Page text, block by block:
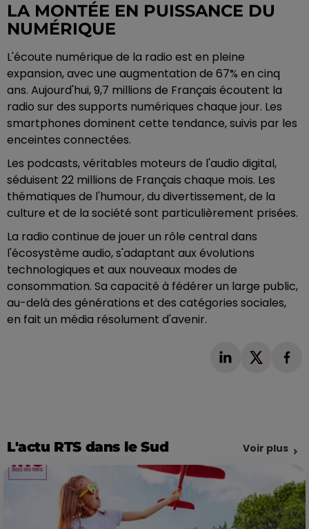
LA MONTÉE EN PUISSANCE DU
NUMÉRIQUE
L'écoute numérique de la radio est en pleine
expansion, avec une augmentation de 67% en cinq
ans. Aujourd'hui, 9,7 millions de Français écoutent la
radio sur des supports numériques chaque jour. Les
smartphones dominent cette tendance, suivis par les
enceintes connectées.
Les podcasts, véritables moteurs de l'audio digital,
séduisent 22 millions de Français chaque mois. Les
thématiques de l'humour, du divertissement, de la
culture et de la société sont particulièrement prisées.
La radio continue de jouer un rôle central dans
l'écosystème audio, s'adaptant aux évolutions
technologiques et aux nouveaux modes de
consommation. Sa capacité à fédérer un large public,
au-delà des générations et des catégories sociales,
en fait un média résolument d'avenir.
L'actu RTS dans le Sud Voir plus